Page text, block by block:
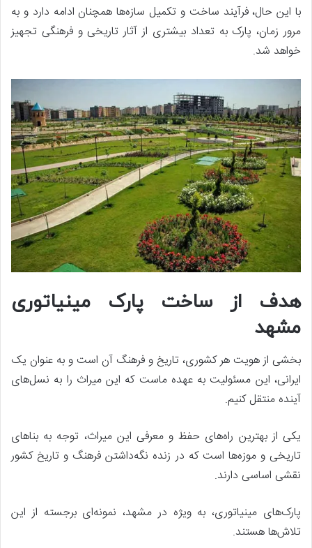
با این حال، فرآیند ساخت و تکمیل سازه‌ها همچنان ادامه دارد و به
مرور زمان، پارک به تعداد بیشتری از آثار تاریخی و فرهنگی تجهیز
خواهد شد.
هدف از ساخت پارک مینیاتوری
مشهد
بخشی از هویت هر کشوری، تاریخ و فرهنگ آن است و به عنوان یک
ایرانی، این مسئولیت به عهده ماست که این میراث را به نسل‌های
آینده منتقل کنیم.
یکی از بهترین راه‌های حفظ و معرفی این میراث، توجه به بناهای
تاریخی و موزه‌ها است که در زنده نگه‌داشتن فرهنگ و تاریخ کشور
نقشی اساسی دارند.
پارک‌های مینیاتوری، به ویژه در مشهد، نمونه‌ای برجسته از این
تلاش‌ها هستند.